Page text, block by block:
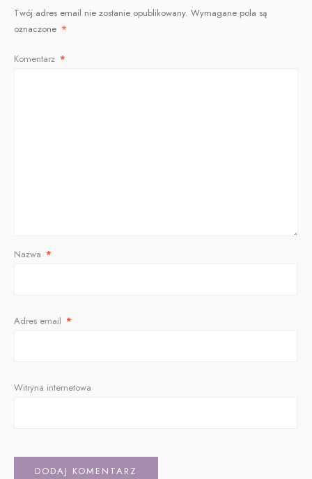
Twój adres email nie zostanie opublikowany. Wymagane pola są
oznaczone *
Komentarz *
Nazwa *
Adres email *
Witryna internetowa